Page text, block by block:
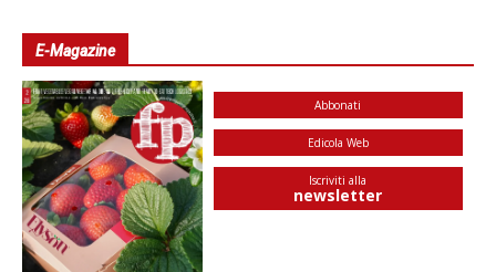
E-Magazine
Abbonati
Edicola Web
Iscriviti alla
newsletter